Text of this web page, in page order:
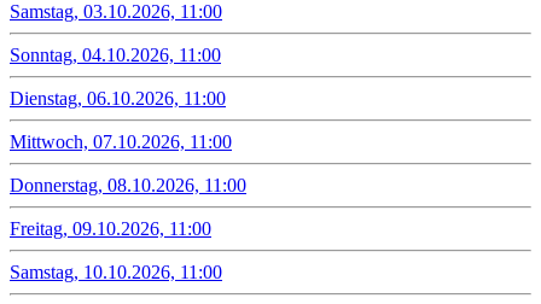
Samstag, 03.10.2026, 11:00
Sonntag, 04.10.2026, 11:00
Dienstag, 06.10.2026, 11:00
Mittwoch, 07.10.2026, 11:00
Donnerstag, 08.10.2026, 11:00
Freitag, 09.10.2026, 11:00
Samstag, 10.10.2026, 11:00